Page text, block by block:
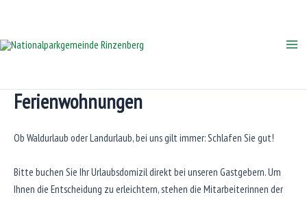
springen
Ferienwohnungen
Ob Waldurlaub oder Landurlaub, bei uns gilt immer: Schlafen Sie gut!
Bitte buchen Sie Ihr Urlaubsdomizil direkt bei unseren Gastgebern. Um
Ihnen die Entscheidung zu erleichtern, stehen die Mitarbeiterinnen der